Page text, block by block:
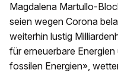
Magdalena Martullo-
seien wegen Corona
weiterhin lustig
für erneuerbare
fossilen Energien»,